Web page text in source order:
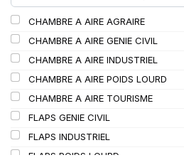
CHAMBRE A AIRE AGRAIRE
CHAMBRE A AIRE GENIE CIVIL
CHAMBRE A AIRE INDUSTRIEL
CHAMBRE A AIRE POIDS LOURD
CHAMBRE A AIRE TOURISME
FLAPS GENIE CIVIL
FLAPS INDUSTRIEL
FLAPS POIDS LOURD